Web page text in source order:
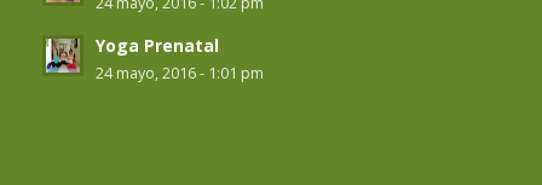
Yoga Prenatal
24 mayo, 2016 - 1:01 pm